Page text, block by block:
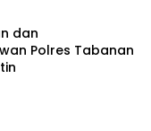
dan
Polres Tabanan